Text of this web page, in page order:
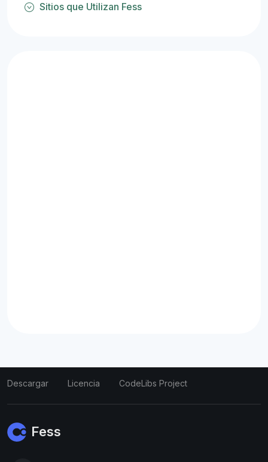
Sitios que Utilizan Fess
Descargar Licencia CodeLibs Project
Fess